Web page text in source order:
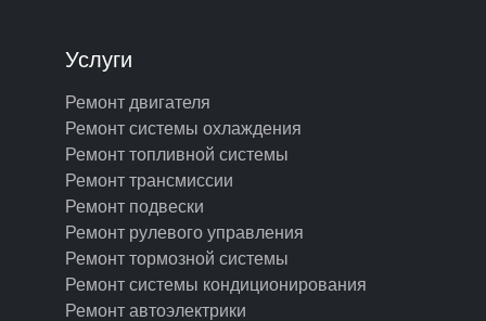
Услуги
Ремонт двигателя
Ремонт системы охлаждения
Ремонт топливной системы
Ремонт трансмиссии
Ремонт подвески
Ремонт рулевого управления
Ремонт тормозной системы
Ремонт системы кондиционирования
Ремонт автоэлектрики